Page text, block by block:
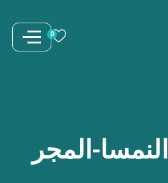
0
النمسا-المجر